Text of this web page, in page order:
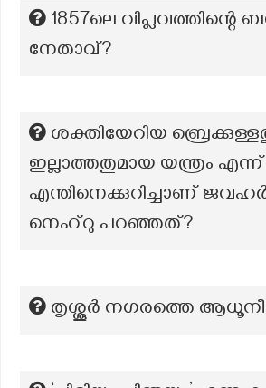
1857ലെ വിപ്ലവത്തിന്റെ
നേതാവ്?
ശക്തിയേറിയ
ഇല്ലാത്തതുമായ യന്ത്രം എന്ന്
എന്തിനെക്കുറിച്ചാണ്
നെഹ്‌റു പറഞ്ഞത്?
തൃശ്ശൂര്‍ നഗരത്തെ